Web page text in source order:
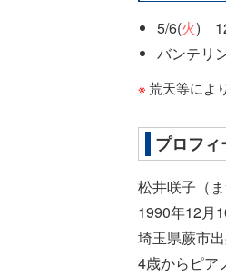
5/6(火)
バンテリ
荒天等によ
プロフィ
松井咲子（ま
1990年12月
埼玉県蕨市
4歳からピア